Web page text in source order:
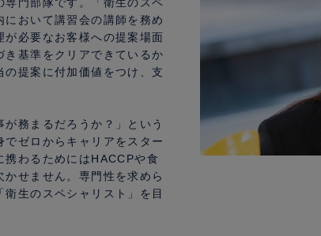
門部隊です。「衛生のスペ
おいて講習会の講師を務め
必要なお客様への提案場面
基準をクリアできているか
提案に付加価値をつけ、支
が務まるだろうか？」という
ゼロからキャリアをスター
携わるためにはHACCPや食
せません。専門性を求めら
生のスペシャリスト」を目